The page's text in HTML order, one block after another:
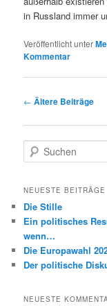
in Russland immer
Veröffentlicht unter
Kommentar
Beitragsnavigation
← Ältere Beiträge
u
h
n
NEUESTE BEITRÄGE
Die Stille
Ein politisches
wenn…
Die Europawahl
Der politische
NEUESTE